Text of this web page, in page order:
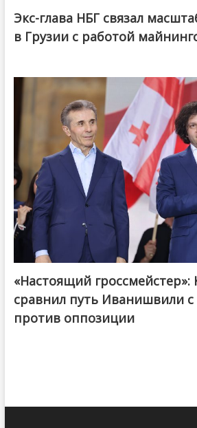
Экс-глава НБГ связал
в Грузии с работой
@ქართული ოცნება / Georgian Dream
«Настоящий гроссмейстер»:
сравнил путь Иванишвили
против оппозиции